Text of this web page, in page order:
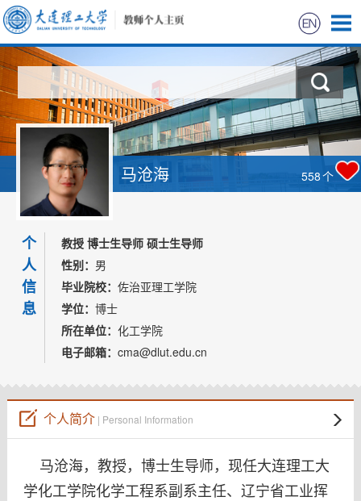
首页
科学研究
教学研究
获奖信息
招生信息
学生信息
我的相册
教师博客
马沧海 558个
个
人
信
息
教授 博士生导师 硕士生导师
性别： 男
毕业院校： 佐治亚理工学院
学位： 博士
所在单位： 化工学院
电子邮箱： cma@dlut.edu.cn
个人简介| Personal Information
马沧海，教授，博士生导师，现任大连理工大
学化工学院化学工程系副系主任、辽宁省工业挥